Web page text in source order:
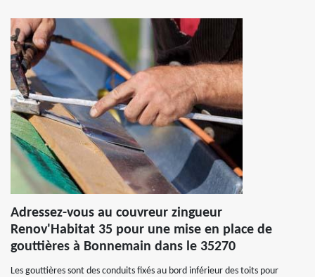
Adressez-vous au couvreur zingueur
Renov'Habitat 35 pour une mise en place de
gouttières à Bonnemain dans le 35270
Les gouttières sont des conduits fixés au bord inférieur des toits pour